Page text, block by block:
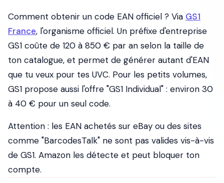
Comment obtenir un code EAN officiel ? Via GS1
France, l'organisme officiel. Un préfixe d'entreprise
GS1 coûte de 120 à 850 € par an selon la taille de
ton catalogue, et permet de générer autant d'EAN
que tu veux pour tes UVC. Pour les petits volumes,
GS1 propose aussi l'offre "GS1 Individual" : environ 30
à 40 € pour un seul code.
Attention : les EAN achetés sur eBay ou des sites
comme "BarcodesTalk" ne sont pas valides vis-à-vis
de GS1. Amazon les détecte et peut bloquer ton
compte.